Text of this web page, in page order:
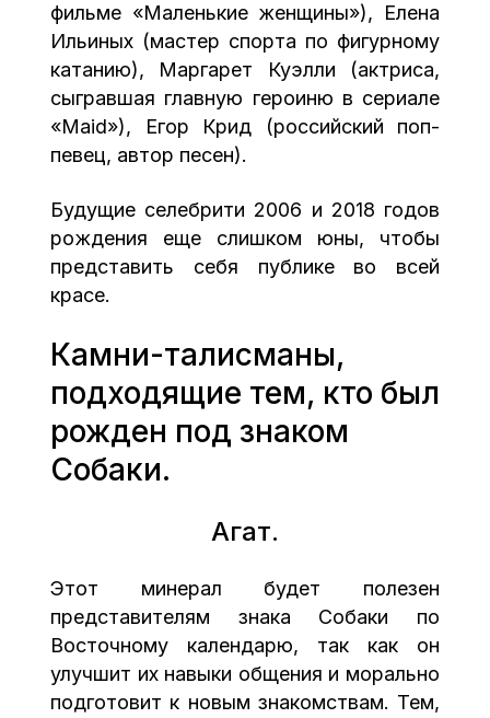
фильме «Маленькие женщины»), Елена
Ильиных (мастер спорта по фигурному
катанию), Маргарет Куэлли (актриса,
сыгравшая главную героиню в сериале
«Maid»), Егор Крид (российский поп-
певец, автор песен).
Будущие селебрити 2006 и 2018 годов
рождения еще слишком юны, чтобы
представить себя публике во всей
красе.
Камни-талисманы,
подходящие тем, кто был
рожден под знаком
Собаки.
Агат.
Этот минерал будет полезен
представителям знака Собаки по
Восточному календарю, так как он
улучшит их навыки общения и морально
подготовит к новым знакомствам. Тем,